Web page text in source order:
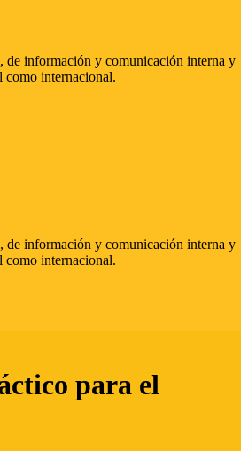
de información y comunicación interna y
como internacional.
de información y comunicación interna y
como internacional.
para el